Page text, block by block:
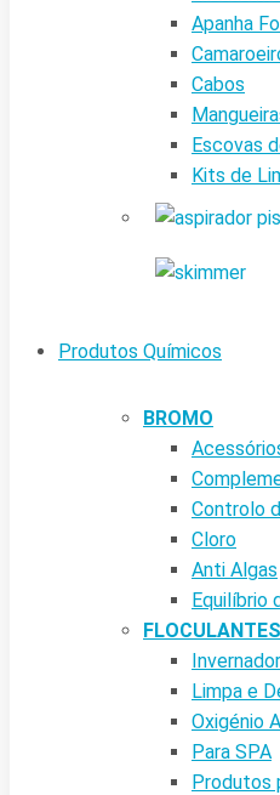
Apanha
Cabos
Escovas
Kits de
Produtos Químicos
BROMO
Controlo
Cloro
Anti Algas
Equilíbrio
FLOCULANTES
Limpa e
Oxigénio
Para SPA
Produtos